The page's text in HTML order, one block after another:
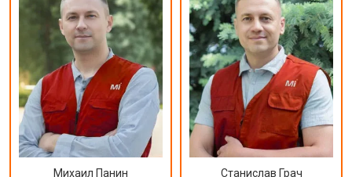
Михаил Панин Станислав Грач